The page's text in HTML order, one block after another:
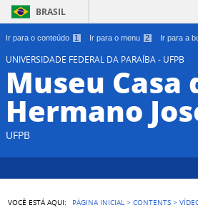
Ir para o conteúdo 1 Ir para o menu 2 Ir para a
BRASIL
UNIVERSIDADE FEDERAL DA PARAÍBA - UFPB
Museu Casa
Hermano
UFPB
VOCÊ ESTÁ AQUI: PÁGINA INICIAL >CONTENTS >